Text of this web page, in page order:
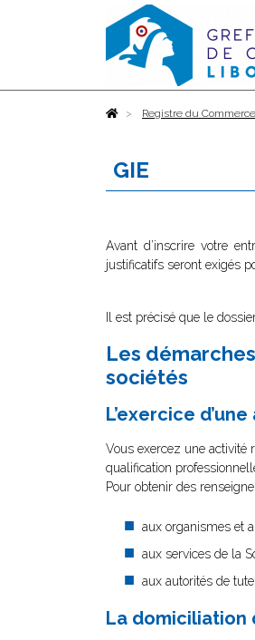
AccueilRegistre du Commerce
GIE
Avant d’inscrire votre
justificatifs seront exigés
Il est précisé que le
Les
sociétés
L’exercice
Vous exercez une activité
qualification
Pour obtenir des
aux organismes et
aux services de la
aux autorités de
La domiciliation